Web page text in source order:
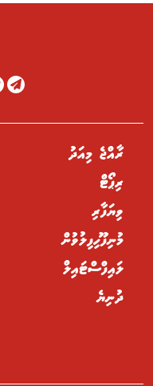
ރާއްޖެ މިއަދު
ރިޕޯޓް
ވިޔަފާރި
މުނިފޫހިފިލުވުން
ލައިފްސްޓައިލް
ދުނިޔެ